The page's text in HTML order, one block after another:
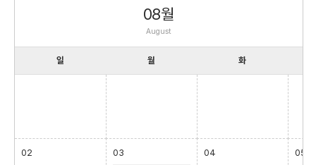
08월
August
일 월 화
02
03
04 05